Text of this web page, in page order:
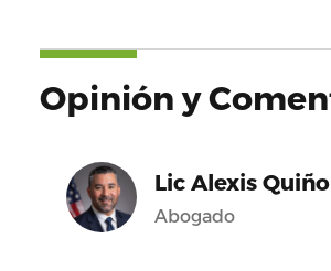
Opinión y
Lic Alexis
Abogado